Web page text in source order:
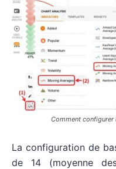
Comment configurer
La configuration de
de 14 (moyenne